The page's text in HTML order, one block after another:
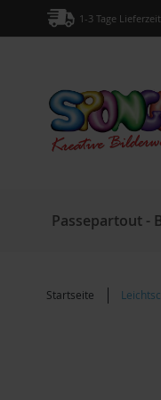
Direkt
zum
1-3 Tage Lieferzeit
Passepartout -
Startseite